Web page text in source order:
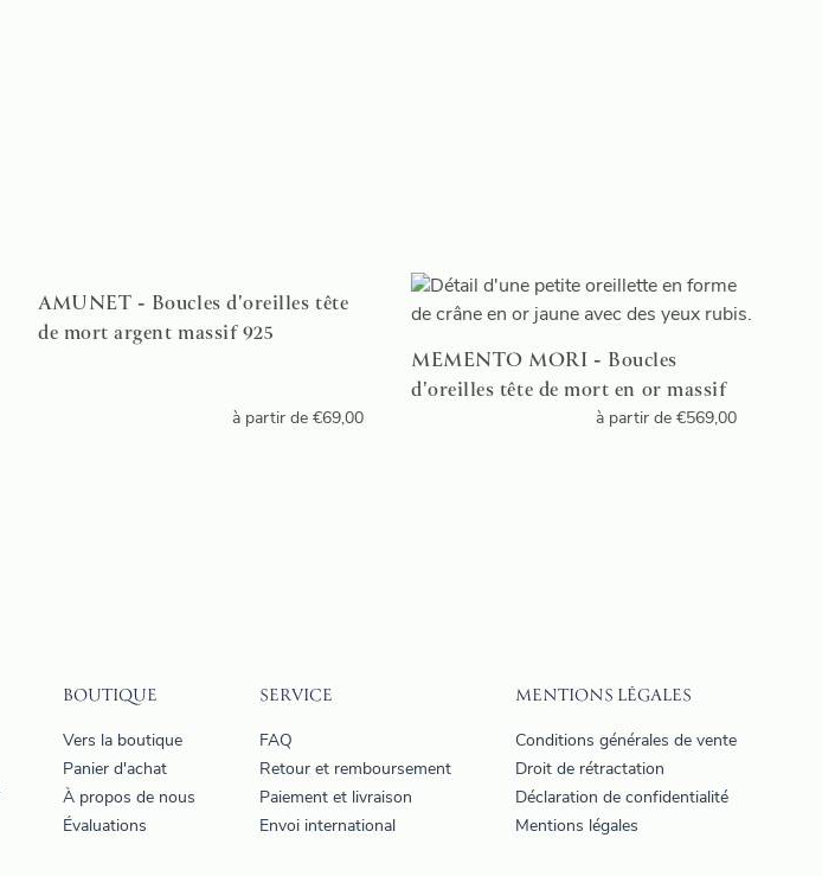
AMUNET - Boucles d'oreilles tête
de mort argent massif 925
à partir de €69,00
MEMENTO MORI - Boucles
d'oreilles tête de mort en or massif
à partir de €569,00
BOUTIQUE
Vers la boutique
Panier d'achat
À propos de nous
Évaluations
SERVICE
FAQ
Retour et remboursement
Paiement et livraison
Envoi international
MENTIONS LÉGALES
Conditions générales de vente
Droit de rétractation
Déclaration de confidentialité
Mentions légales